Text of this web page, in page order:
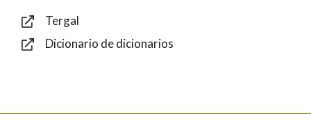
Tergal
Dicionario de dicionarios